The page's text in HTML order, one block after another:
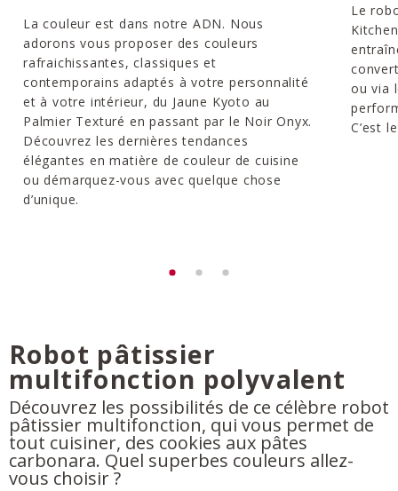
La couleur est dans notre ADN. Nous
adorons vous proposer des couleurs
rafraichissantes, classiques et
contemporains adaptés à votre personnalité
et à votre intérieur, du Jaune Kyoto au
Palmier Texturé en passant par le Noir Onyx.
Découvrez les dernières tendances
élégantes en matière de couleur de cuisine
ou démarquez-vous avec quelque chose
d’unique.
Le
ou via
C’est
Robot pâtissier
multifonction polyvalent
Découvrez les possibilités de ce célèbre robot
pâtissier multifonction, qui vous permet de
tout cuisiner, des cookies aux pâtes
carbonara. Quel superbes couleurs allez-
vous choisir ?